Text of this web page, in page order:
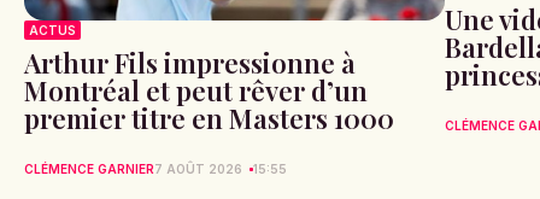
ACTUS
Arthur Fils impressionne à
Montréal et peut rêver d’un
premier titre en Masters 1000
CLÉMENCE GARNIER7 AOÛT 2026 15:55
Une
CLÉMENCE